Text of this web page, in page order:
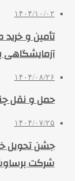
۱۴۰۴/۱۰/۰۲
تأمین و
آزمایشگاهی
۱۴۰۴/۰۸/۲۶
حمل و نقل
۱۴۰۴/۰۷/۲۵
جشن تحویل
شرکت